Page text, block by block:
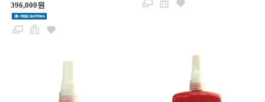
396,000원